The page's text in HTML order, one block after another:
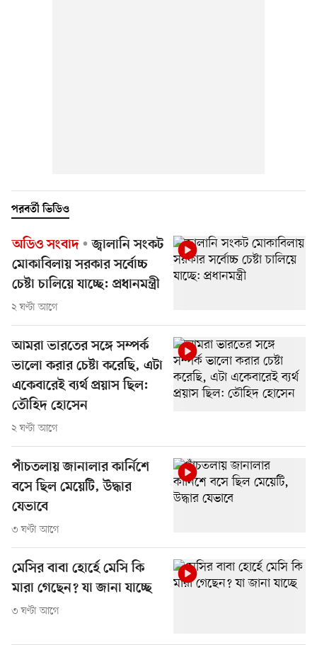
পরবর্তী ভিডিও
অডিও সংবাদ
জ্বালানি সংকট
মোকাবিলায় সরকার সর্বোচ্চ
চেষ্টা চালিয়ে যাচ্ছে: প্রধানমন্ত্রী
২ ঘণ্টা আগে
আমরা ভারতের সঙ্গে সম্পর্ক
ভালো করার চেষ্টা করেছি, এটা
একেবারেই ব্যর্থ প্রয়াস ছিল:
তৌহিদ হোসেন
২ ঘণ্টা আগে
পাঁচতলায় জানালার কার্নিশে
বসে ছিল মেয়েটি, উদ্ধার
যেভাবে
৩ ঘণ্টা আগে
মেসির বাবা হোর্হে মেসি কি
মারা গেছেন? যা জানা যাচ্ছে
৩ ঘণ্টা আগে